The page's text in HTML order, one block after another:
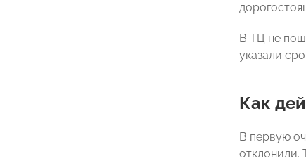
В ТЦ не
указали
Как
В первую
отклонили.